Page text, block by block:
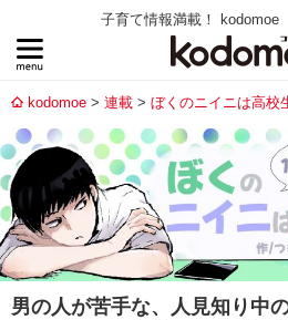
子育て情報満載！ kodomoe
kodomoe 連載 ぼくのニイニは高校
男の人が苦手な、人見知り中